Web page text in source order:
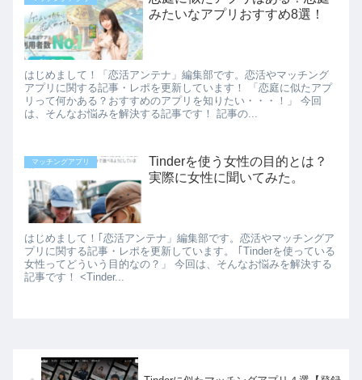
みたいなアプリおすすめ8選！
はじめまして！「恋活アンテナ」編集部です。恋活やマッチング
アプリに関する記事・レポを更新しています！ 「恋庭に似たアプ
リって何かある？おすすめのアプリを知りたい・・・！」 今回
は、そんなお悩みを解決する記事です！ 記事の...
マッチングアプリ
Tinderを使う女性の目的とは？
実際に女性に聞いてみた。
はじめまして！｢恋活アンテナ」編集部です。恋活やマッチングア
プリに関する記事・レポを更新しています。 ｢Tinderを使っている
女性ってどういう目的なの？」 今回は、そんなお悩みを解決する
記事です！ <Tinder...